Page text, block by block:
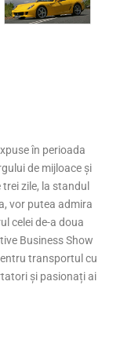
în perioada
de mijloace și
zile, la standul
vor putea admira
celei de-a doua
Business Show
transportul cu
și pasionați ai